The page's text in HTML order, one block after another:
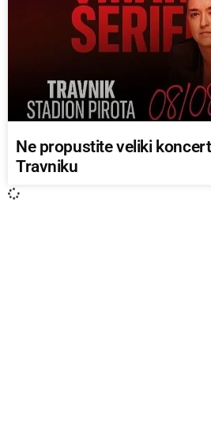
Ne propustite veliki
Travniku